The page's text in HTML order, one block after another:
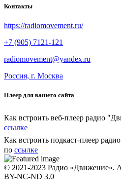
Контакты
https://radiomovement.ru/
+7 (905) 7121-121
radiomovement@yandex.ru
Россия, г. Москва
Плеер для вашего сайта
Как встроить веб-плеер радио
ссылке
Как встроить подкаст-плеер
по ссылке
© 2021-2023 Радио «Движение».
BY-NC-ND 3.0